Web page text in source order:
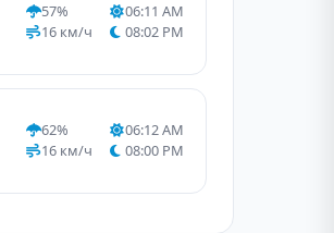
57%
16 км/ч
06:11 AM
08:02 PM
62%
16 км/ч
06:12 AM
08:00 PM